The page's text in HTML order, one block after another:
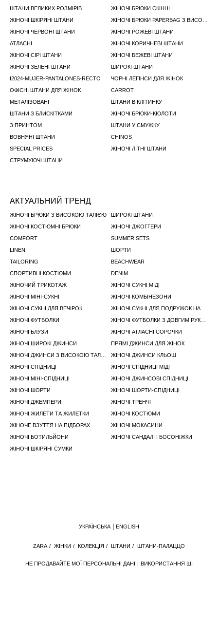
ШТАНИ ВЕЛИКИХ РОЗМІРІВ
ЖІНОЧІ БРЮКИ СКIННI
ЖІНОЧІ ШКІРЯНІ ШТАНИ
ЖІНОЧІ ЧЕРВОНІ ШТАНИ
ЖІНОЧІ РОЖЕВІ ШТАНИ
АТЛАСНІ
ЖІНОЧІ КОРИЧНЕВІ ШТАНИ
ЖІНОЧІ СІРІ ШТАНИ
ЖІНОЧІ БЕЖЕВІ ШТАНИ
ЖІНОЧІ ЗЕЛЕНІ ШТАНИ
ШИРОКІ ШТАНИ
I2024-MUJER-PANTALONES-RECTO
ЧОРНІ ЛЕГІНСИ ДЛЯ ЖІНОК
ОФІСНІ ШТАНИ ДЛЯ ЖІНОК
CARROT
МЕТАЛІЗОВАНІ
ШТАНИ В КЛІТИНКУ
ШТАНИ З БЛИСКІТКАМИ
ЖІНОЧІ БРЮКИ-КЮЛОТИ
З ПРИНТОМ
ШТАНИ У СМУЖКУ
ВОВНЯНІ ШТАНИ
CHINOS
SPECIAL PRICES
ЖІНОЧІ ЛІТНІ ШТАНИ
СТРУМУЮЧІ ШТАНИ
АКТУАЛЬНИЙ ТРЕНД
ЖІНОЧІ БРЮКИ З ВИСОКОЮ ТАЛІЄЮ
ШИРОКІ ШТАНИ
ЖІНОЧІ КОСТЮМНІ БРЮКИ
ЖІНОЧІ ДЖОГГЕРИ
COMFORT
SUMMER SETS
LINEN
ШОРТИ
TAILORING
BEACHWEAR
СПОРТИВНІ КОСТЮМИ
DENIM
ЖІНОЧИЙ ТРИКОТАЖ
ЖІНОЧІ СУКНІ МІДІ
ЖІНОЧІ МІНІ-СУКНІ
ЖІНОЧІ КОМБІНЕЗОНИ
ЖІНОЧІ СУКНІ ДЛЯ ВЕЧІРОК
ЖІНОЧІ ФУТБОЛКИ
ЖІНОЧІ БЛУЗИ
ЖІНОЧІ АТЛАСНІ СОРОЧКИ
ЖІНОЧІ ШИРОКІ ДЖИНСИ
ПРЯМІ ДЖИНСИ ДЛЯ ЖІНОК
ЖІНОЧІ ДЖИНСИ КЛЬОШ
ЖІНОЧІ СПІДНИЦІ
ЖІНОЧІ СПІДНИЦІ МІДІ
ЖІНОЧІ МІНІ-СПІДНИЦІ
ЖІНОЧІ ДЖИНСОВІ СПІДНИЦІ
ЖІНОЧІ ШОРТИ
ЖІНОЧІ ШОРТИ-СПІДНИЦI
ЖІНОЧІ ДЖЕМПЕРИ
ЖІНОЧІ ТРЕНЧІ
ЖІНОЧІ ЖИЛЕТИ ТА ЖИЛЕТКИ
ЖІНОЧІ КОСТЮМИ
ЖІНОЧЕ ВЗУТТЯ НА ПІДБОРАХ
ЖІНОЧІ МОКАСИНИ
ЖІНОЧІ БОТИЛЬЙОНИ
ЖІНОЧІ САНДАЛІ І БОСОНІЖКИ
ЖІНОЧІ ШКІРЯНІ СУМКИ
НЕ ПРОДАВАЙТЕ МОЇ ПЕРСОНАЛЬНІ ДАНІ ВИКОРИСТАННЯ ШІ
ZARA / ЖІНКИ / КОЛЕКЦІЯ / ШТАНИ / ШТАНИ-ПАЛАЦЦО
УКРАЇНСЬКА ENGLISH